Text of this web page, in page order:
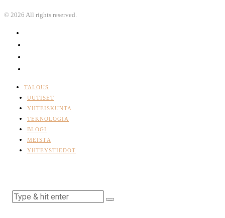
© 2026 All rights reserved.
TALOUS
UUTISET
YHTEISKUNTA
TEKNOLOGIA
BLOGI
MEISTÄ
YHTEYSTIEDOT